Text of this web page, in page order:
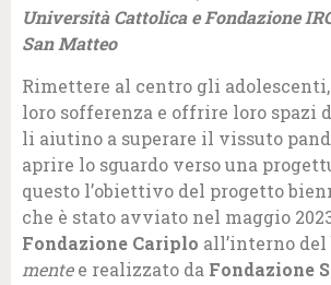
Università Cattolica e Fondazione
San Matteo
Rimettere al centro gli
loro sofferenza e offrire loro spazi
li aiutino a superare il vissuto
aprire lo sguardo verso una
questo l’obiettivo del progetto
che è stato avviato nel maggio
Fondazione Cariplo all’interno del
mentee realizzato da Fondazione